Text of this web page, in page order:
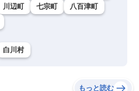
川辺町 七宗町
八百津町
白川村
もっと読む